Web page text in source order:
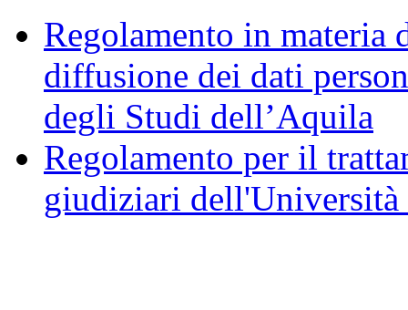
Regolamento in materia
diffusione dei dati
degli Studi dell’Aquila
Regolamento per il
giudiziari